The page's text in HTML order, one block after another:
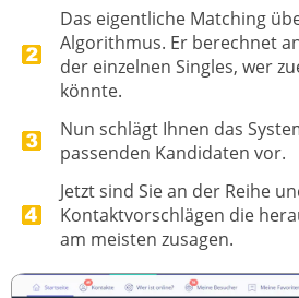
Das eigentliche Matching
Algorithmus. Er berechnet
der einzelnen Singles, wer
könnte.
Nun schlägt Ihnen das
passenden Kandidaten vor.
Jetzt sind Sie an der Reihe
Kontaktvorschlägen die
am meisten zusagen.